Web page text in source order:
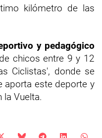
kilómetro de las
y pedagógico
chicos entre 9 y 12
Ciclistas', donde se
aporta este deporte y
la Vuelta.